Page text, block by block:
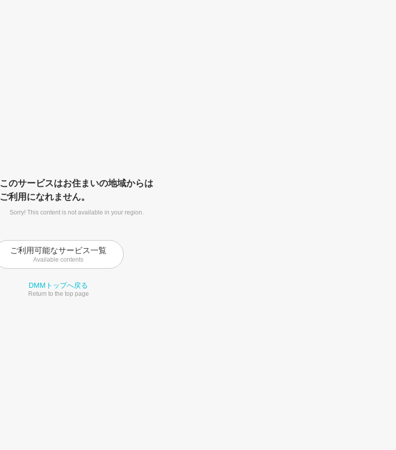
このサービスはお住まいの地域からは
ご利用になれません。
Sorry! This content is not available in your region.
ご利用可能なサービス一覧
Available contents
DMMトップへ戻る
Return to the top page